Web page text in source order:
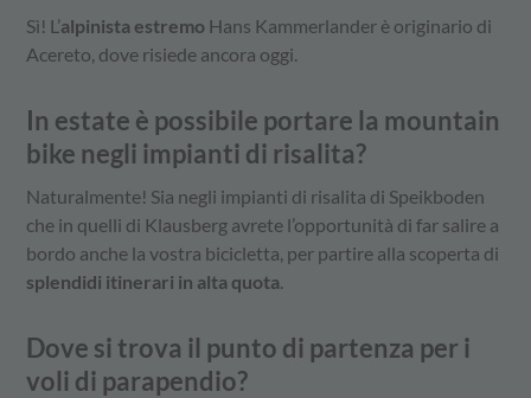
Sì! L’alpinista estremo Hans Kammerlander è originario di
Acereto, dove risiede ancora oggi.
In estate è possibile portare la mountain
bike negli impianti di risalita?
Naturalmente! Sia negli impianti di risalita di Speikboden
che in quelli di Klausberg avrete l’opportunità di far salire a
bordo anche la vostra bicicletta, per partire alla scoperta di
splendidi itinerari in alta quota.
Dove si trova il punto di partenza per i
voli di parapendio?